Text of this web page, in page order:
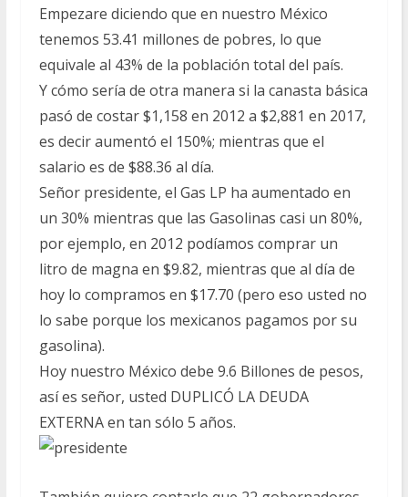
Empezare diciendo que en nuestro México
tenemos 53.41 millones de pobres, lo que
equivale al 43% de la población total del país.
Y cómo sería de otra manera si la canasta básica
pasó de costar $1,158 en 2012 a $2,881 en 2017,
es decir aumentó el 150%; mientras que el
salario es de $88.36 al día.
Señor presidente, el Gas LP ha aumentado en
un 30% mientras que las Gasolinas casi un 80%,
por ejemplo, en 2012 podíamos comprar un
litro de magna en $9.82, mientras que al día de
hoy lo compramos en $17.70 (pero eso usted no
lo sabe porque los mexicanos pagamos por su
gasolina).
Hoy nuestro México debe 9.6 Billones de pesos,
así es señor, usted DUPLICÓ LA DEUDA
EXTERNA en tan sólo 5 años.